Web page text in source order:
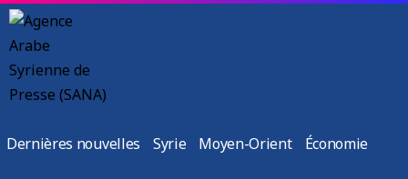
Dernières nouvelles Syrie Moyen-Orient Économie